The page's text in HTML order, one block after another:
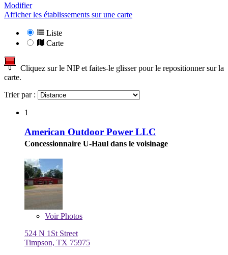
Modifier
Afficher les établissements sur une carte
Liste
Carte
Cliquez sur le NIP et faites-le glisser pour le repositionner sur la
carte.
Trier par :
1
American Outdoor Power LLC
Concessionnaire U-Haul dans le voisinage
VoirPhotos
524 N 1St Street
Timpson, TX 75975